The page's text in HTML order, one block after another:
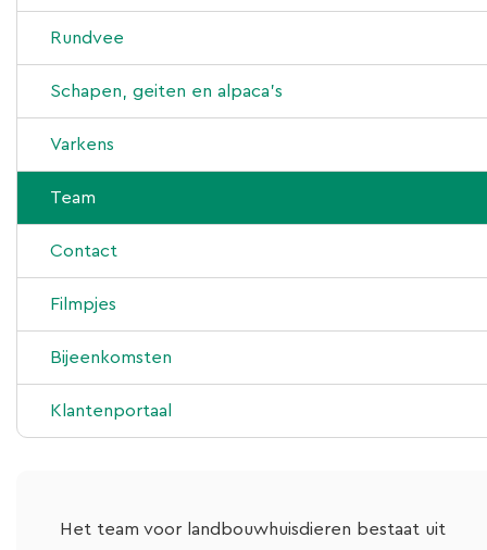
Rundvee
Advies en begeleiding
Behandeling
Laboratorium
Nieuws
Schapen, geiten en alpaca’s
Advies en begeleiding
Behandeling
Laboratorium
Nieuws
Varkens
Advies en begeleiding
Behandeling
Laboratorium
Team
Contact
Filmpjes
Bijeenkomsten
Klantenportaal
Het team voor landbouwhuisdieren bestaat uit